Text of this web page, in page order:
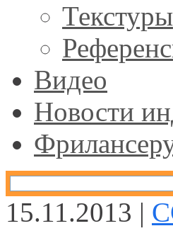
Текстуры
Видео
Новости
15.11.2013 |